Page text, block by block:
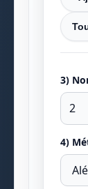
3)
4)